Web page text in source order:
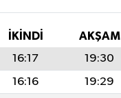
İKINDI AKŞAM
16:17 19:30
16:16 19:29